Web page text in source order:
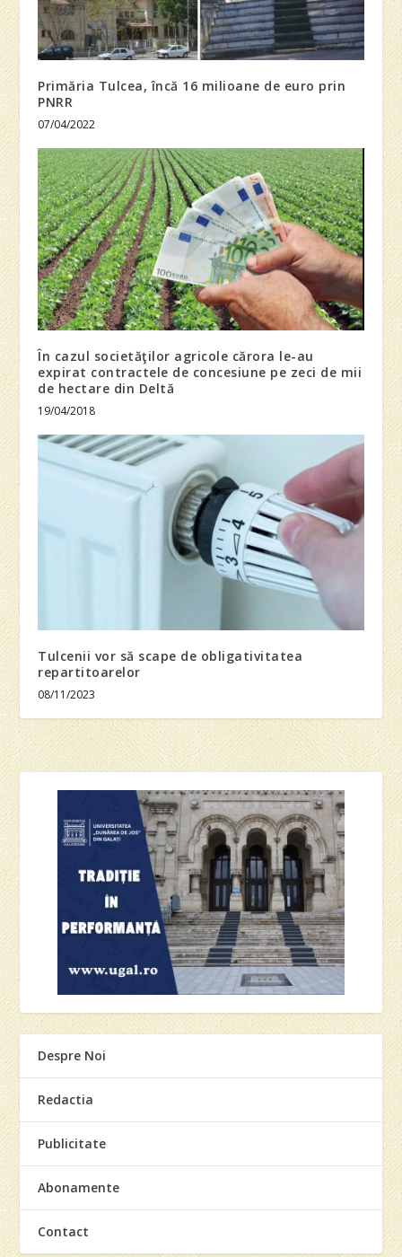
Primăria Tulcea, încă 16 milioane de euro prin
PNRR
07/04/2022
În cazul societăţilor agricole cărora le-au
expirat contractele de concesiune pe zeci de mii
de hectare din Deltă
19/04/2018
Tulcenii vor să scape de obligativitatea
repartitoarelor
08/11/2023
Despre Noi
Redactia
Publicitate
Abonamente
Contact